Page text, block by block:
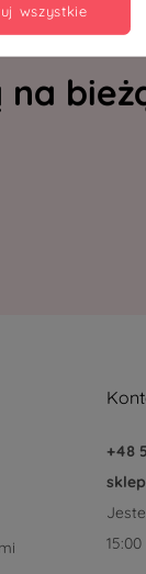
+48
15:00
wszystkie